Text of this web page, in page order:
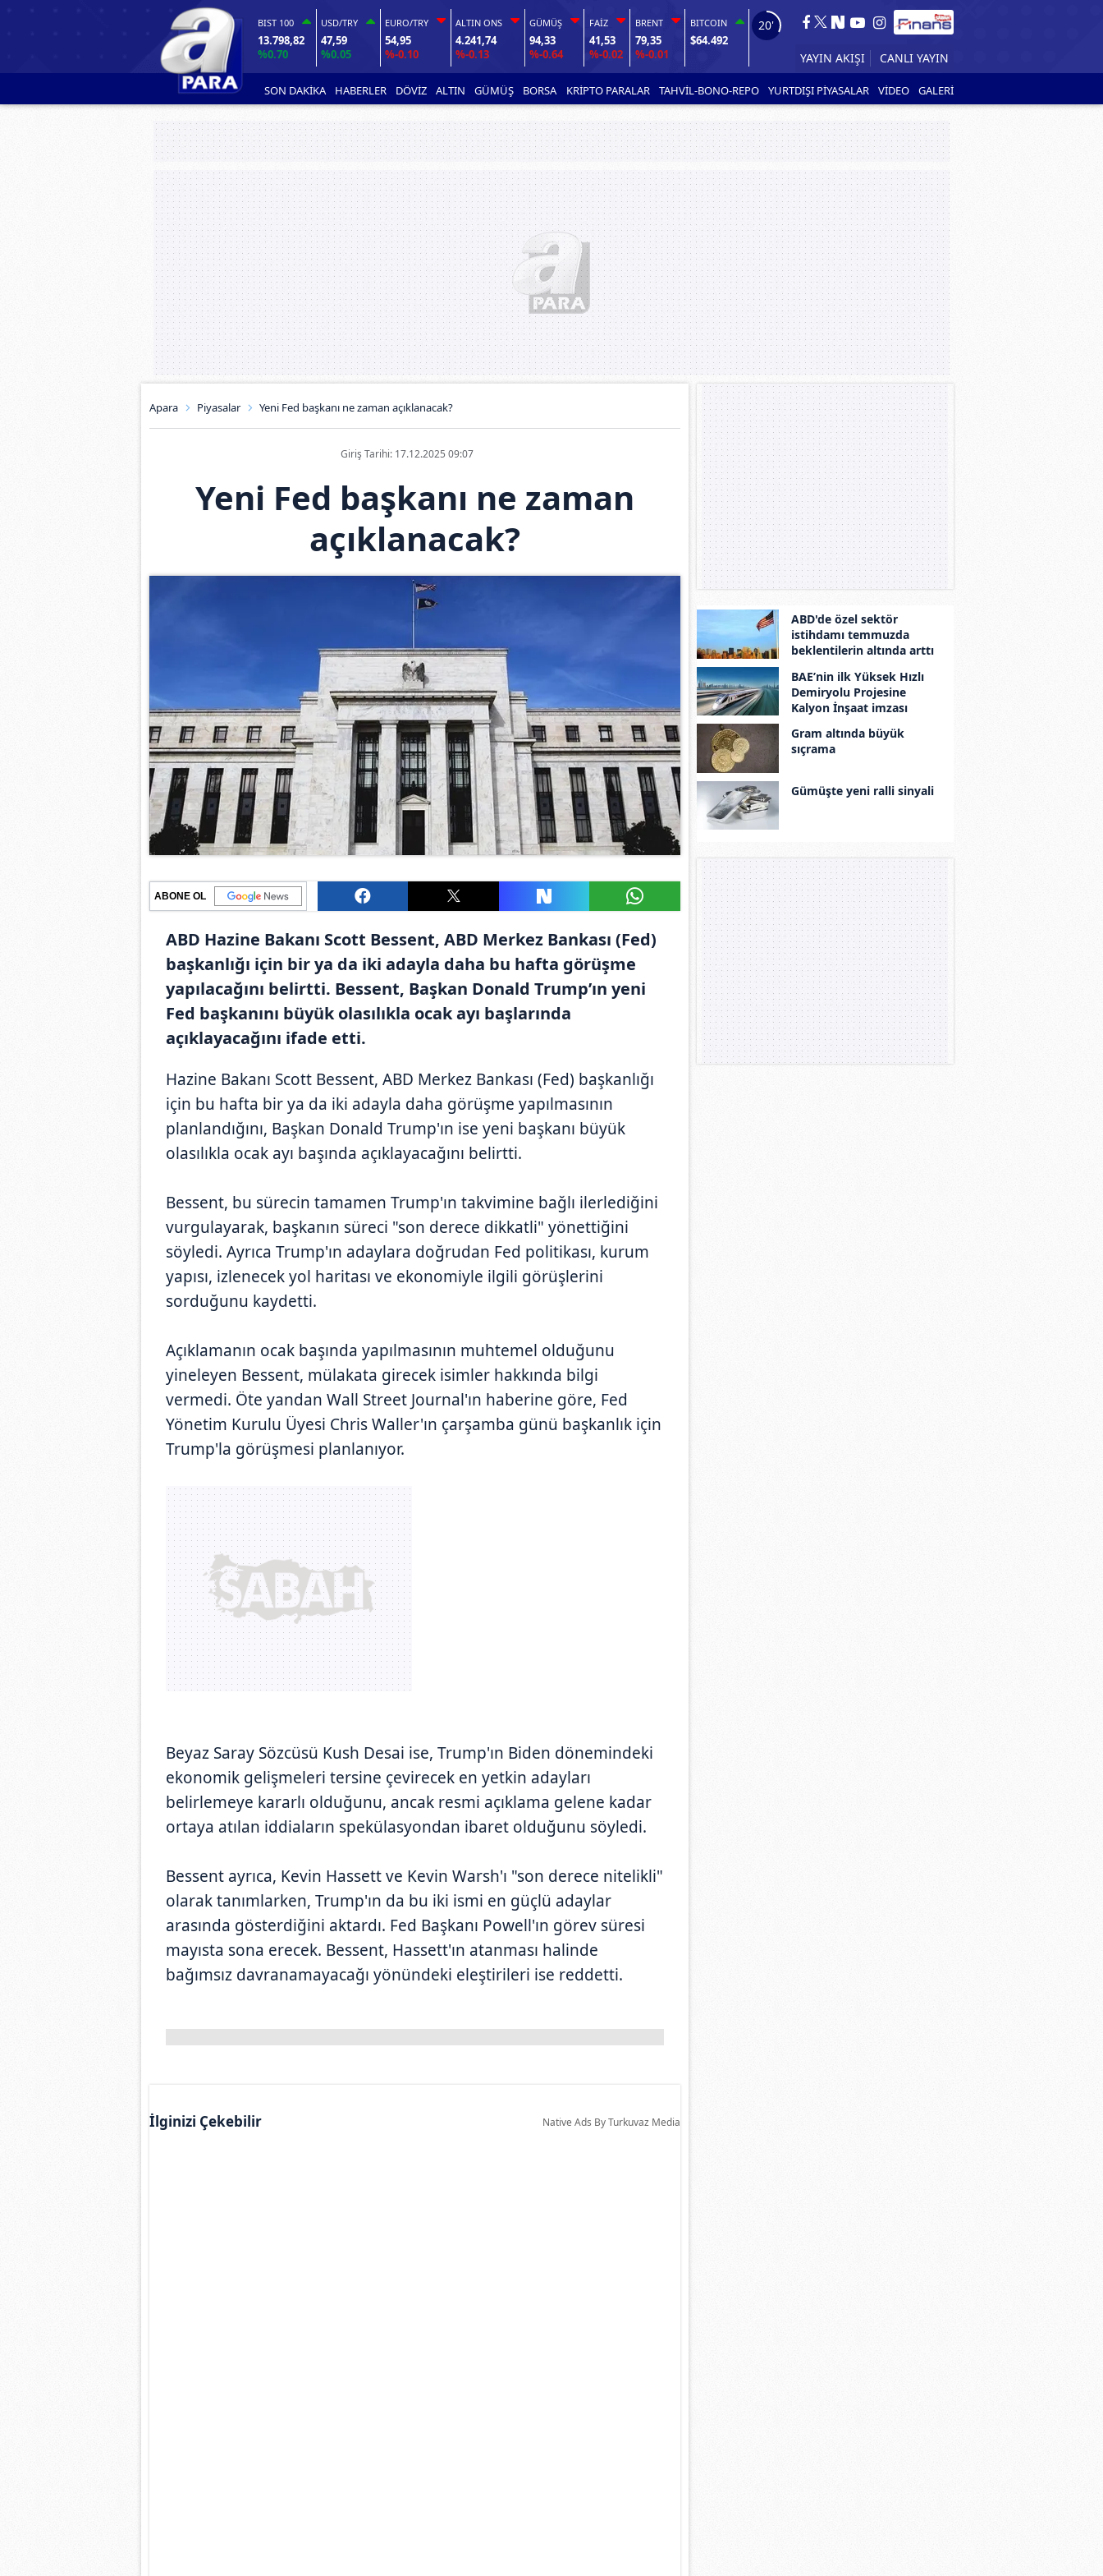
BIST 100
13.798,82
%0.70
USD/TRY
47,59
%0.05
EURO/TRY
54,95
%-0.10
ALTIN ONS
4.241,74
%-0.13
GÜMÜŞ
94,33
%-0.64
FAİZ
41,53
%-0.02
BRENT
79,35
%-0.01
BITCOIN
$64.492
18'
YAYIN AKIŞI CANLI YAYIN
SON DAKİKA HABERLER DÖVİZ ALTIN GÜMÜŞ BORSA KRİPTO PARALAR TAHVİL-BONO-REPO YURTDIŞI PİYASALAR VİDEO GALERİ
Apara Piyasalar Yeni Fed başkanı ne zaman açıklanacak?
Giriş Tarihi: 17.12.2025 09:07
Yeni Fed başkanı ne zaman
açıklanacak?
ABONE OL
ABD Hazine Bakanı Scott Bessent, ABD Merkez Bankası (Fed)
başkanlığı için bir ya da iki adayla daha bu hafta görüşme
yapılacağını belirtti. Bessent, Başkan Donald Trump’ın yeni
Fed başkanını büyük olasılıkla ocak ayı başlarında
açıklayacağını ifade etti.
Hazine Bakanı Scott Bessent, ABD Merkez Bankası (Fed) başkanlığı
için bu hafta bir ya da iki adayla daha görüşme yapılmasının
planlandığını, Başkan Donald Trump'ın ise yeni başkanı büyük
olasılıkla ocak ayı başında açıklayacağını belirtti.
Bessent, bu sürecin tamamen Trump'ın takvimine bağlı ilerlediğini
vurgulayarak, başkanın süreci "son derece dikkatli" yönettiğini
söyledi. Ayrıca Trump'ın adaylara doğrudan Fed politikası, kurum
yapısı, izlenecek yol haritası ve ekonomiyle ilgili görüşlerini
sorduğunu kaydetti.
Açıklamanın ocak başında yapılmasının muhtemel olduğunu
yineleyen Bessent, mülakata girecek isimler hakkında bilgi
vermedi. Öte yandan Wall Street Journal'ın haberine göre, Fed
Yönetim Kurulu Üyesi Chris Waller'ın çarşamba günü başkanlık için
Trump'la görüşmesi planlanıyor.
Beyaz Saray Sözcüsü Kush Desai ise, Trump'ın Biden dönemindeki
ekonomik gelişmeleri tersine çevirecek en yetkin adayları
belirlemeye kararlı olduğunu, ancak resmi açıklama gelene kadar
ortaya atılan iddiaların spekülasyondan ibaret olduğunu söyledi.
Bessent ayrıca, Kevin Hassett ve Kevin Warsh'ı "son derece nitelikli"
olarak tanımlarken, Trump'ın da bu iki ismi en güçlü adaylar
arasında gösterdiğini aktardı. Fed Başkanı Powell'ın görev süresi
mayısta sona erecek. Bessent, Hassett'ın atanması halinde
bağımsız davranamayacağı yönündeki eleştirileri ise reddetti.
İlginizi Çekebilir Native Ads By Turkuvaz Media
ABD'de özel sektör
istihdamı temmuzda
beklentilerin altında arttı
BAE’nin ilk Yüksek Hızlı
Demiryolu Projesine
Kalyon İnşaat imzası
Gram altında büyük
sıçrama
Gümüşte yeni ralli sinyali